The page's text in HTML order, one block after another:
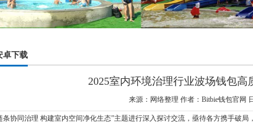
卓下载
2025室内环境治理行业波场钱包高
来源：网络整理 作者：Bitbie钱包官网
条协同治理 构建室内空间净化生态”主题进行深入探讨交流，亟待各方携手破